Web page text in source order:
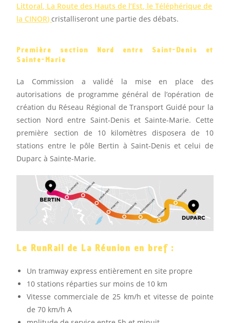
Littoral, La Route des Hauts de l’Est, leTéléphérique de
la CINOR)cristalliseront une partie des débats.
Première section Nord entre Saint-Denis et
Sainte-Marie
La Commission a validé la mise en place des
autorisations de programme général de l’opération de
création du Réseau Régional de Transport Guidé pour la
section Nord entre Saint-Denis et Sainte-Marie. Cette
première section de 10 kilomètres disposera de 10
stations entre le pôle Bertin à Saint-Denis et celui de
Duparc à Sainte-Marie.
Le RunRail de La Réunion en bref :
Un tramway express entièrement en site propre
10 stations réparties sur moins de 10 km
Vitesse commerciale de 25 km/h et vitesse de pointe
de 70 km/h A